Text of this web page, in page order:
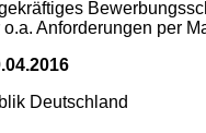
Anforderungen per
Deutschland